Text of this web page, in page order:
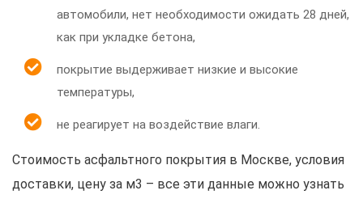
автомобили, нет необходимости ожидать 28 дней,
как при укладке бетона,
покрытие выдерживает низкие и высокие
температуры,
не реагирует на воздействие влаги.
Стоимость асфальтного покрытия в Москве, условия
доставки, цену за м3 – все эти данные можно узнать